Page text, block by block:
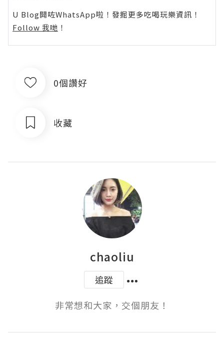
U Blog開咗WhatsApp啦！發掘更多吃喝玩樂資訊！
Follow 我哋 ！
0個讚好
收藏
chaoliu
追蹤
非常想和大家，交個朋友！